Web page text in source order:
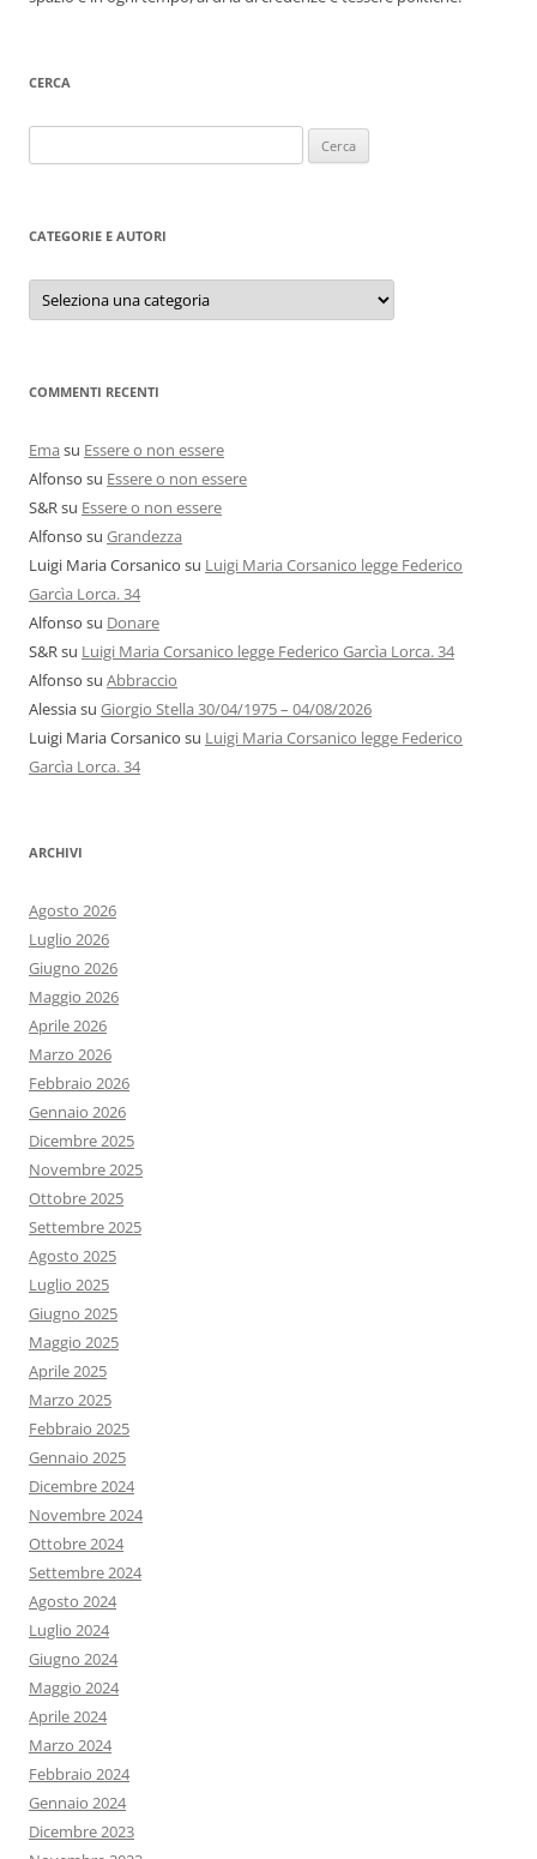
CERCA
per:
CATEGORIE E AUTORI
Categorie
autori
COMMENTI RECENTI
Ema su Essere o non essere
Alfonso su Essere o non essere
S&Rsu Essere o non essere
Alfonso su Grandezza
Luigi Maria Corsanico su Luigi Maria Corsanico legge Federico
Garcìa Lorca. 34
Alfonso su Donare
S&Rsu Luigi Maria Corsanico legge Federico Garcìa Lorca. 34
Alfonso su Abbraccio
Alessiasu Giorgio Stella 30/04/1975 – 04/08/2026
Luigi Maria Corsanico su Luigi Maria Corsanico legge Federico
Garcìa Lorca. 34
ARCHIVI
Agosto 2026
Luglio 2026
Giugno 2026
Maggio 2026
Aprile 2026
Marzo 2026
Febbraio 2026
Gennaio 2026
Dicembre 2025
Novembre 2025
Ottobre 2025
Settembre 2025
Agosto 2025
Luglio 2025
Giugno 2025
Maggio 2025
Aprile 2025
Marzo 2025
Febbraio 2025
Gennaio 2025
Dicembre 2024
Novembre 2024
Ottobre 2024
Settembre 2024
Agosto 2024
Luglio 2024
Giugno 2024
Maggio 2024
Aprile 2024
Marzo 2024
Febbraio 2024
Gennaio 2024
Dicembre 2023